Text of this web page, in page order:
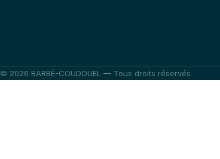
© 2026 BARBÉ-COUDOUEL — Tous droits réservés